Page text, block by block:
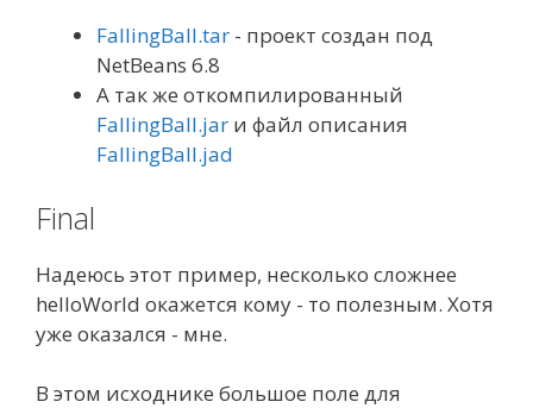
FallingBall.tar - проект создан под
NetBeans 6.8
А так же откомпилированный
FallingBall.jar и файл описания
FallingBall.jad
Final
Надеюсь этот пример, несколько сложнее
helloWorld окажется кому - то полезным. Хотя
уже оказался - мне.
В этом исходнике большое поле для